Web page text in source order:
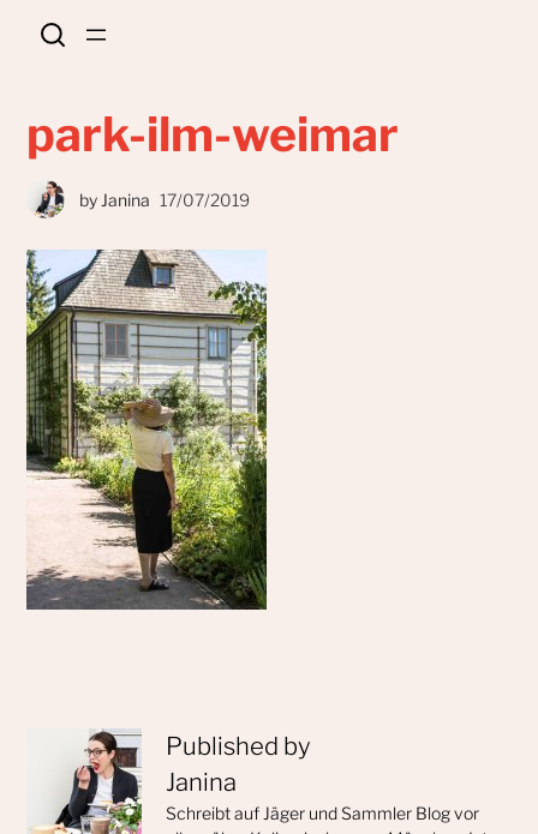
park-ilm-weimar
by Janina 17/07/2019
Published by
Janina
Schreibt auf Jäger und Sammler Blog vor